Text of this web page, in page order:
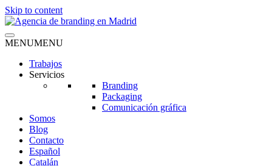
Skip to content
MENUMENU
Trabajos
Servicios
Branding
Packaging
Comunicación gráfica
Somos
Blog
Contacto
Español
Catalán